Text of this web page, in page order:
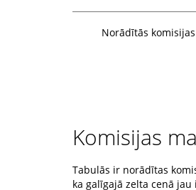
Norādītās
Komisijas
Tabulās ir norādītas
ka galīgajā zelta cenā